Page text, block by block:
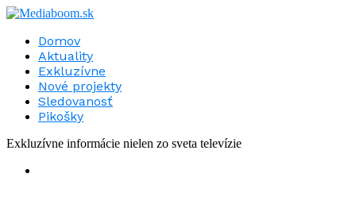
Domov
Aktuality
Exkluzívne
Nové projekty
Sledovanosť
Pikošky
Exkluzívne informácie nielen zo sveta televízie